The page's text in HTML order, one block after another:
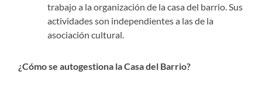
trabajo a la organización de la casa del barrio. Sus
actividades son independientes a las de la
asociación cultural.
¿Cómo se autogestiona la Casa del Barrio?